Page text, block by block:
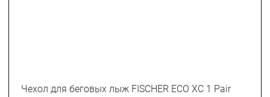
Чехол для беговых лыж FISCHER ECO XC 1 Pair